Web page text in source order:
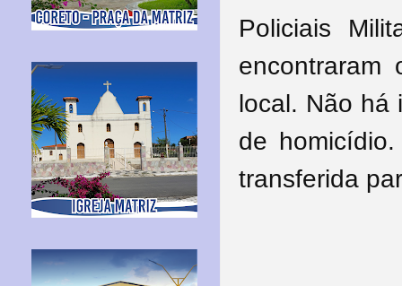
Policiais
encontraram
local. Não há
de
transferida